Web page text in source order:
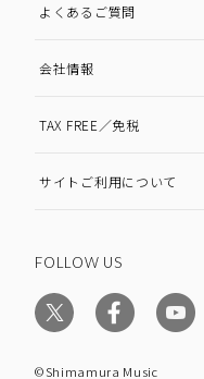
よくあるご質問
会社情報
TAX FREE／免税
サイトご利用について
FOLLOW US
©Shimamura Music